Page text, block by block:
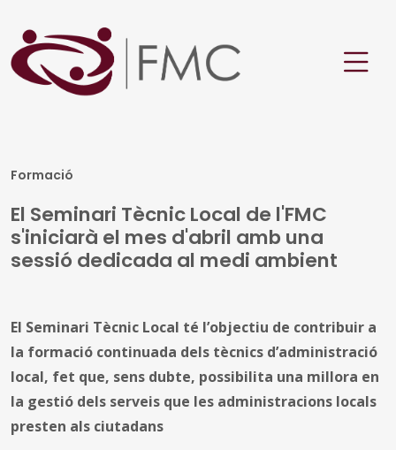
Formació
El Seminari Tècnic Local de l'FMC
s'iniciarà el mes d'abril amb una
sessió dedicada al medi ambient
El Seminari Tècnic Local té l’objectiu de contribuir a
la formació continuada dels tècnics d’administració
local, fet que, sens dubte, possibilita una millora en
la gestió dels serveis que les administracions locals
presten als ciutadans